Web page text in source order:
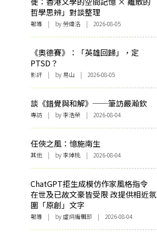
哲學思辨」對談整理
報導 | by 勞緯洛 | 2026-08-05
《奧德賽》：「英雄回歸」，定
PTSD？
影評 | by 易山 | 2026-08-05
談《錯覺與和解》──筆訪嚴瀚欽
專訪 | by 李浩榮 | 2026-08-04
任俠之風：憶施南生
其他 | by 李焯桃 | 2026-08-04
ChatGPT拒生成模仿作家風格指令
在世及已故文豪皆受限 改提供相近氛
圍「原創」文字
報導 | by 虛詞編輯部 | 2026-08-04